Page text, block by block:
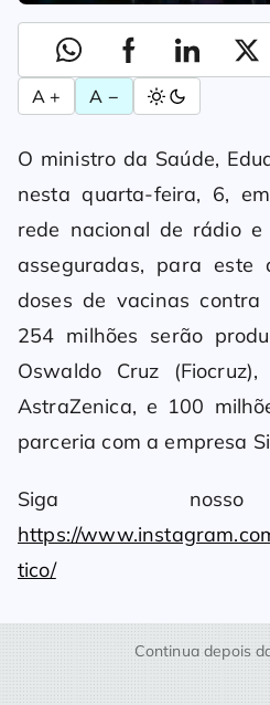
A + A −
O ministro da Saúde,
nesta quarta-feira, 6,
rede nacional de rádio
asseguradas, para este
doses de vacinas
254 milhões serão
Oswaldo Cruz
AstraZenica, e 100
parceria com a empresa
Siga nosso
https://
tico/
Continua depois